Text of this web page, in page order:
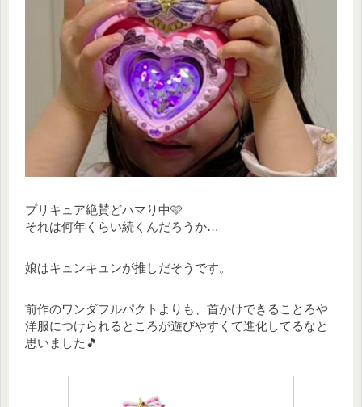
プリキュア絶賛どハマり中🩷
それは何年くらい続くんだろうか…
娘はキュンキュンが推しだそうです。
前作のワンダフルパクトよりも、首かけできることろや
洋服につけられるところが遊びやすくて進化してるなと
思いました🎵